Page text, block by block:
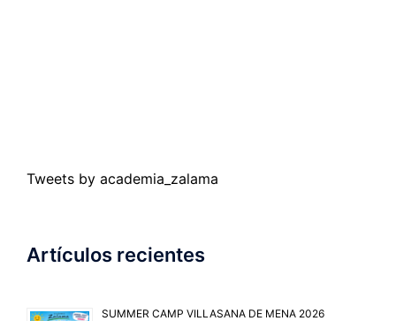
Tweets by academia_zalama
Artículos recientes
SUMMER CAMP VILLASANA DE MENA 2026